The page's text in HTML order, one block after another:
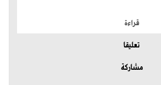
قراءة
تعليقا
مشاركة